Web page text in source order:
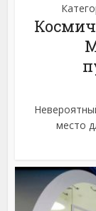
место